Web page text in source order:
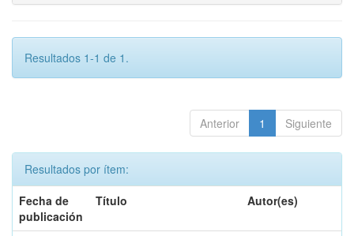
Resultados 1-1 de 1.
Anterior 1 Siguiente
Resultados por ítem:
Fecha de
publicación
Título Autor(es)